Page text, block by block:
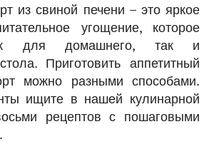
из свиной печени – это яркое
угощение, которое
для домашнего, так и
Приготовить аппетитный
можно разными способами.
ищите в нашей кулинарной
рецептов с пошаговыми